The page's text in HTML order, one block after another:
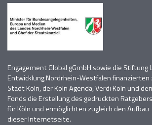
Engagement Global gGmbH sowie die Stiftung
Entwicklung Nordrhein-Westfalen
Stadt Köln, der Köln Agenda, Verdi Köln und
Fonds die Erstellung des gedruckten Ratgebers
für Köln und ermöglichten zugleich den Aufbau
dieserInternetseite.